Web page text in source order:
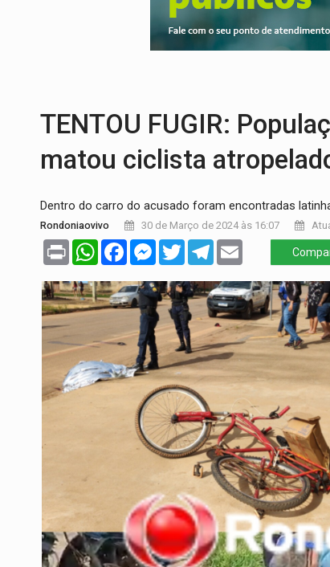
INFRAESTRUTURA: Após quase
A ILHA:Coreografia de Rondônia
TENTOU FUGIR:
matou ciclista
Dentro do carro do acusado foram encontradas
Rondoniaovivo 30 de Março de 2024 às 16:07
Print WhatsAppFacebookMessenger
TwitterTelegram